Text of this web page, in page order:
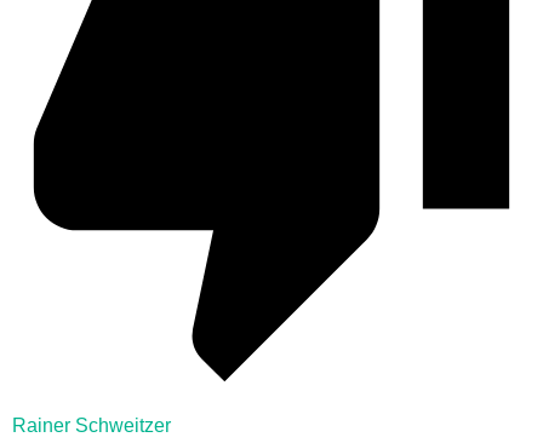
Rainer Schweitzer